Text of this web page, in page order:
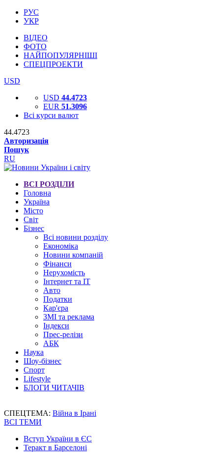
РУС
УКР
ВІДЕО
ФОТО
НАЙПОПУЛЯРНІШІ
СПЕЦПРОЕКТИ
USD
USD 44.4723
EUR 51.3096
Всі курси валют
44.4723
Авторизація
Пошук
RU
ВСІ РОЗДІЛИ
Головна
Україна
Місто
Світ
Бізнес
Всі новини розділу
Економіка
Новини компаній
Фінанси
Нерухомість
Інтернет та IT
Авто
Податки
Кар'єра
ЗМІ та реклама
Індекси
Прес-релізи
АБК
Наука
Шоу-бізнес
Спорт
Lifestyle
БЛОГИ ЧИТАЧІВ
СПЕЦТЕМА: Війна в Ірані
ВСІ ТЕМИ
Вступ України в ЄС
Теракт в Барселоні